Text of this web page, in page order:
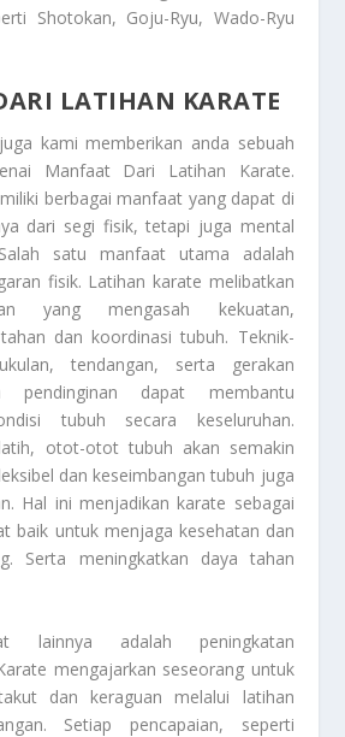
Shotokan, Goju-Ryu, Wado-Ryu
LATIHAN KARATE
kami memberikan anda sebuah
Manfaat Dari Latihan Karate.
berbagai manfaat yang dapat di
dari segi fisik, tetapi juga mental
satu manfaat utama adalah
fisik. Latihan karate melibatkan
yang mengasah kekuatan,
dan koordinasi tubuh. Teknik-
tendangan, serta gerakan
pendinginan dapat membantu
tubuh secara keseluruhan.
otot-otot tubuh akan semakin
dan keseimbangan tubuh juga
Hal ini menjadikan karate sebagai
baik untuk menjaga kesehatan dan
Serta meningkatkan daya tahan
lainnya adalah peningkatan
mengajarkan seseorang untuk
dan keraguan melalui latihan
Setiap pencapaian, seperti